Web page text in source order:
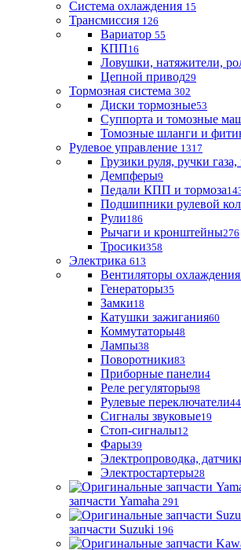
Система охлаждения 15
Трансмиссия 126
Вариатор 55
КПП16
Ловушки, натяжители,
Цепной привод29
Тормозная система 302
Диски тормозные53
Суппорта и томозные
Томозные шланги и
Рулевое управление 1317
Грузики руля, ручки
Демпферы9
Педали КПП и тормоза
Подшипники рулевой
Рули186
Рычаги и кронштейны276
Тросики358
Электрика 613
Вентиляторы охлаждения
Генераторы35
Замки18
Катушки зажигания60
Коммутаторы48
Лампы38
Поворотники83
Приборные панели4
Реле регуляторы98
Рулевые переключатели44
Сигналы звуковые19
Стоп-сигналы12
Фары39
Электропроводка,
Электростартеры28
запчасти Yamaha 291
запчасти Suzuki 196